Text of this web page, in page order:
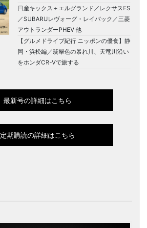
日産キックス＋エルグランド／レクサスES
／SUBARUレヴォーグ・レイバック／三菱
アウトランダーPHEV 他
【グルメドライブ紀行 ニッポンの優食】静
岡・浜松編／翡翠色の暴れ川、天竜川沿い
をホンダCR-Vで旅する
最新号の詳細はこちら
定期購読の詳細はこちら